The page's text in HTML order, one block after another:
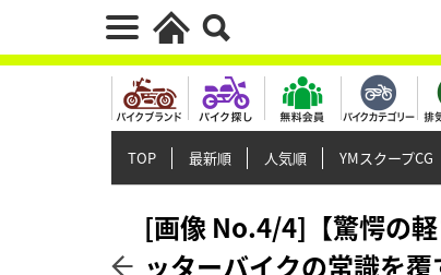
TOP 最新順 人気順 YMスクープCG
[画像 No.4/4]【驚愕の
ッターバイクの常識を